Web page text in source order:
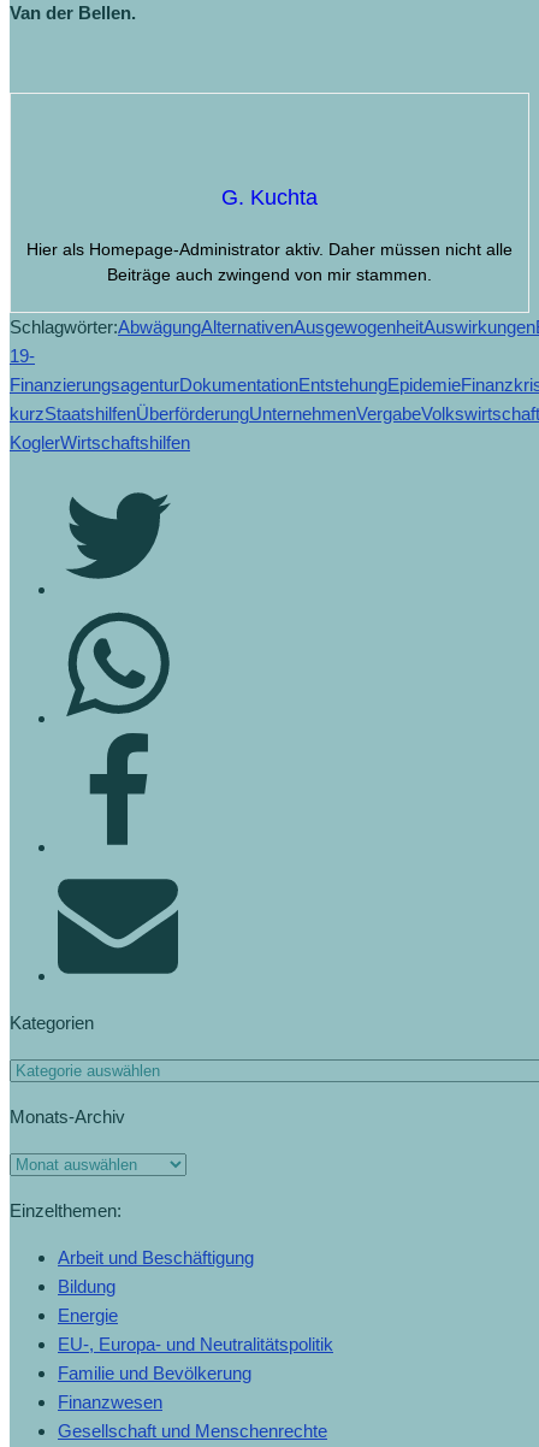
Van der Bellen.
G. Kuchta
Hier als Homepage-Administrator aktiv. Daher müssen nicht alle
Beiträge auch zwingend von mir stammen.
Schlagwörter:AbwägungAlternativenAusgewogenheitAuswirkungen
19-
FinanzierungsagenturDokumentationEntstehungEpidemie
kurzStaatshilfenÜberförderungUnternehmenVergabeVolkswirtschaft
KoglerWirtschaftshilfen
Kategorien
Monats-Archiv
Einzelthemen:
Arbeit und Beschäftigung
Bildung
Energie
EU-, Europa- und Neutralitätspolitik
Familie und Bevölkerung
Finanzwesen
Gesellschaft und Menschenrechte